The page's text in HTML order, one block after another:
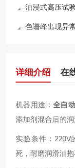
油浸式高压试
色谱峰出现异
详细介绍 在
机器用途： 全自
添加剂混合后的
实验条件：220V
死，耐磨润滑油抱